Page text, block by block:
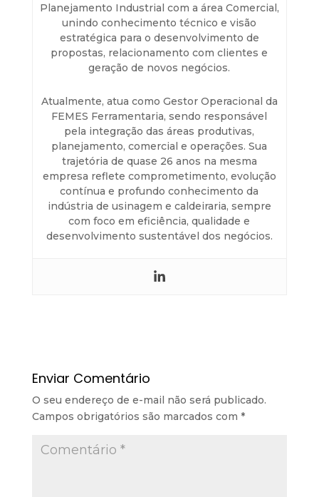
Planejamento Industrial com a área Comercial,
unindo conhecimento técnico e visão
estratégica para o desenvolvimento de
propostas, relacionamento com clientes e
geração de novos negócios.
Atualmente, atua como Gestor Operacional da
FEMES Ferramentaria, sendo responsável
pela integração das áreas produtivas,
planejamento, comercial e operações. Sua
trajetória de quase 26 anos na mesma
empresa reflete comprometimento, evolução
contínua e profundo conhecimento da
indústria de usinagem e caldeiraria, sempre
com foco em eficiência, qualidade e
desenvolvimento sustentável dos negócios.
Enviar Comentário
O seu endereço de e-mail não será publicado.
Campos obrigatórios são marcados com *